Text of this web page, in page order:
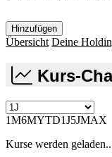
Hinzufügen
Übersicht Deine
Kurs-
1M6MYTD1J5JMAX
Kurse werden